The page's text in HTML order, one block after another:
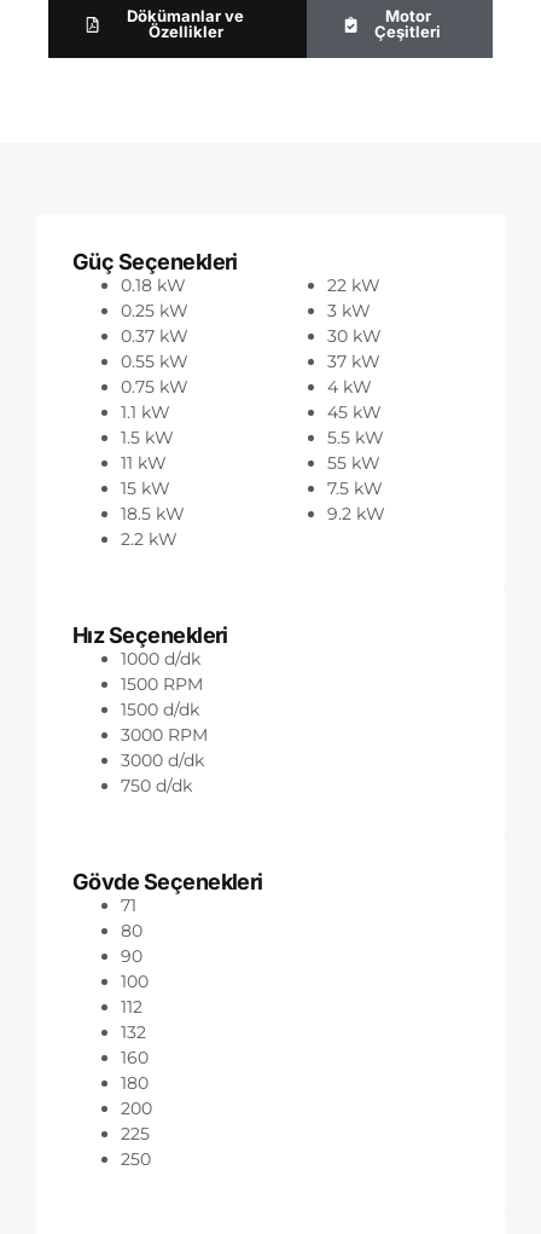
Dökümanlar ve
Özellikler
Motor
Çeşitleri
Güç Seçenekleri
0.18 kW
0.25 kW
0.37 kW
0.55 kW
0.75 kW
1.1 kW
1.5 kW
11 kW
15 kW
18.5 kW
2.2 kW
22 kW
3 kW
30 kW
37 kW
4 kW
45 kW
5.5 kW
55 kW
7.5 kW
9.2 kW
Hız Seçenekleri
1000 d/dk
1500 RPM
1500 d/dk
3000 RPM
3000 d/dk
750 d/dk
Gövde Seçenekleri
71
80
90
100
112
132
160
180
200
225
250